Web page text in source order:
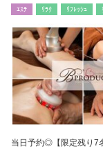
ｴｽﾃ ﾘﾗｸ ﾘﾌﾚｯｼｭ
当日予約◎【限定残り7